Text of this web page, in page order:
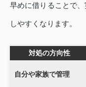
早めに借りることで
しやすくなります。
対処の方向性
自分や家族で管理